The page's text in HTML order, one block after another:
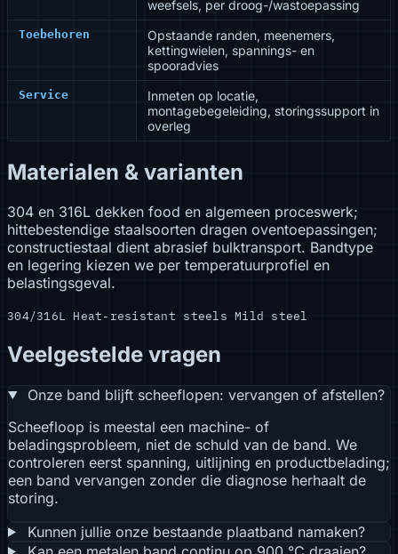
weefsels, per droog-/wastoepassing
Toebehoren
Opstaande randen, meenemers,
kettingwielen, spannings- en
spooradvies
Service
Inmeten op locatie,
montagebegeleiding, storingssupport in
overleg
Materialen & varianten
304 en 316L dekken food en algemeen proceswerk;
hittebestendige staalsoorten dragen oventoepassingen;
constructiestaal dient abrasief bulktransport. Bandtype
en legering kiezen we per temperatuurprofiel en
belastingsgeval.
304/316L Heat-resistant steelsMild steel
Veelgestelde vragen
Onze band blijft scheeflopen: vervangen of afstellen?
Scheefloop is meestal een machine- of
beladingsprobleem, niet de schuld van de band. We
controleren eerst spanning, uitlijning en productbelading;
een band vervangen zonder die diagnose herhaalt de
storing.
Kunnen jullie onze bestaande plaatband namaken?